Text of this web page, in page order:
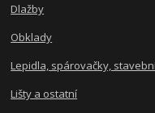
Dlažby
Obklady
Lepidla, spárovačky,
Lišty a ostatní